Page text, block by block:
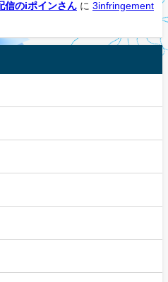
信のiポインさん に 3infringement